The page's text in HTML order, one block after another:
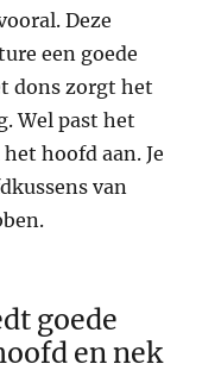
Deze
een goede
dons zorgt het
Wel past het
hoofd aan. Je
van
goede
en nek